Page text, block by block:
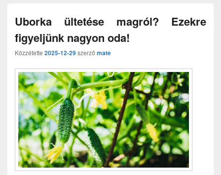
Uborka ültetése magról? Ezekre
figyeljünk nagyon oda!
Közzétette 2025-12-29szerző mate